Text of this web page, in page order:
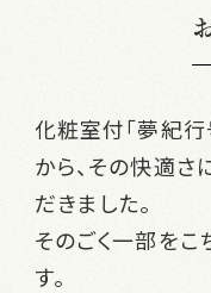
化粧室付「夢紀行
から、その快適
だきました。
そのごく一部を
す。